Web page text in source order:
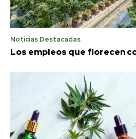
Noticias Destacadas
Los empleos que florecen